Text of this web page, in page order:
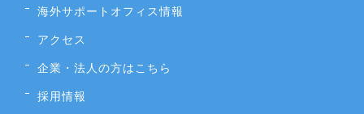
海外サポートオフィス情報
アクセス
企業・法人の方はこちら
採用情報